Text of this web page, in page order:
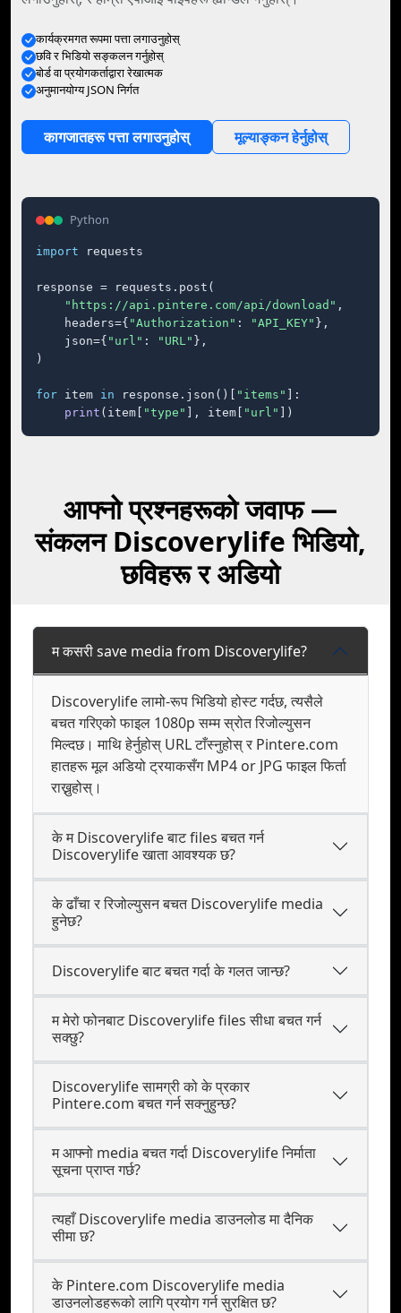
कार्यक्रमगत रूपमा पत्ता लगाउनुहोस्
छवि र भिडियो सङ्कलन गर्नुहोस्
बोर्ड वा प्रयोगकर्ताद्वारा रेखात्मक
अनुमानयोग्य JSON निर्गत
कागजातहरू पत्ता लगाउनुहोस् मूल्याङ्कन हेर्नुहोस्
Python
import requests
response = requests.post(
"https://api.pintere.com/api/download" ,
    headers={
"Authorization" : "API_KEY" },
    json={
"url" : "URL" },
)
for item in response.json()[ "items"
]:
print (item[ "type" ], item[ "url" ])
आफ्नो प्रश्नहरूको जवाफ —
संकलन Discoverylife भिडियो,
छविहरू र अडियो
म कसरी save media from Discoverylife?
Discoverylife लामो-रूप भिडियो होस्ट गर्दछ, त्यसैले
बचत गरिएको फाइल 1080p सम्म स्रोत रिजोल्युसन
मिल्दछ। माथि हेर्नुहोस् URL टाँस्नुहोस् र Pintere.com
हातहरू मूल अडियो ट्रयाकसँग MP4 or JPG फाइल फिर्ता
राख्नुहोस्।
के म Discoverylife बाट files बचत गर्न
Discoverylife खाता आवश्यक छ?
के ढाँचा र रिजोल्युसन बचत Discoverylife media
हुनेछ?
Discoverylife बाट बचत गर्दा के गलत जान्छ?
म मेरो फोनबाट Discoverylife files सीधा बचत गर्न
सक्छु?
Discoverylife सामग्री को के प्रकार
Pintere.com बचत गर्न सक्नुहुन्छ?
म आफ्नो media बचत गर्दा Discoverylife निर्माता
सूचना प्राप्त गर्छ?
त्यहाँ Discoverylife media डाउनलोड मा दैनिक
सीमा छ?
के Pintere.com Discoverylife media
डाउनलोडहरूको लागि प्रयोग गर्न सुरक्षित छ?